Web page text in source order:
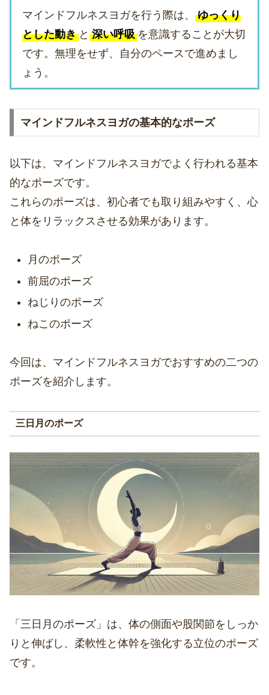
マインドフルネスヨガを行う際は、
ゆっくり
とした動き と 深い呼吸 を意識することが大切
です。無理をせず、自分のペースで進めまし
ょう。
マインドフルネスヨガの基本的なポーズ
以下は、マインドフルネスヨガでよく行われる基本
的なポーズです。
これらのポーズは、初心者でも取り組みやすく、心
と体をリラックスさせる効果があります。
月のポーズ
前屈のポーズ
ねじりのポーズ
ねこのポーズ
今回は、マインドフルネスヨガでおすすめの二つの
ポーズを紹介します。
三日月のポーズ
「三日月のポーズ」は、体の側面や股関節をしっか
りと伸ばし、柔軟性と体幹を強化する立位のポーズ
です。